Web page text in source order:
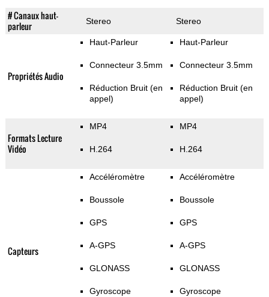
# Canaux haut-
parleur
Stereo Stereo
Propriétés Audio
Haut-Parleur
Connecteur 3.5mm
Réduction Bruit (en
appel)
Haut-Parleur
Connecteur 3.5mm
Réduction Bruit (en
appel)
Formats Lecture
Vidéo
MP4
H.264
MP4
H.264
Capteurs
Accéléromètre
Boussole
GPS
A-GPS
GLONASS
Gyroscope
Accéléromètre
Boussole
GPS
A-GPS
GLONASS
Gyroscope